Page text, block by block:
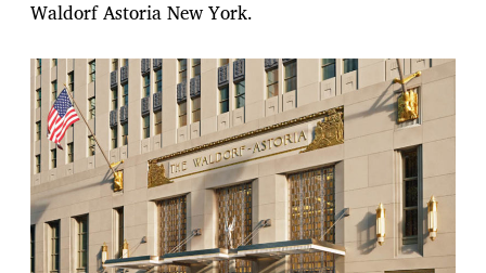
Waldorf Astoria New York.